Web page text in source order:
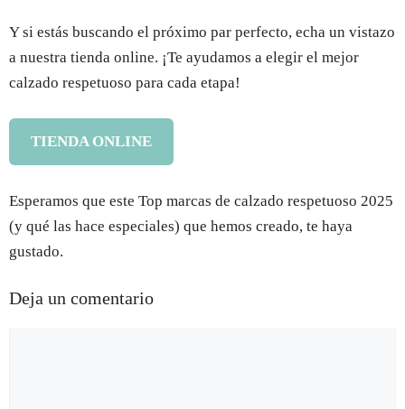
Y si estás buscando el próximo par perfecto, echa un vistazo
a nuestra tienda online. ¡Te ayudamos a elegir el mejor
calzado respetuoso para cada etapa!
TIENDA ONLINE
Esperamos que este Top marcas de calzado respetuoso 2025
(y qué las hace especiales) que hemos creado, te haya
gustado.
Deja un comentario